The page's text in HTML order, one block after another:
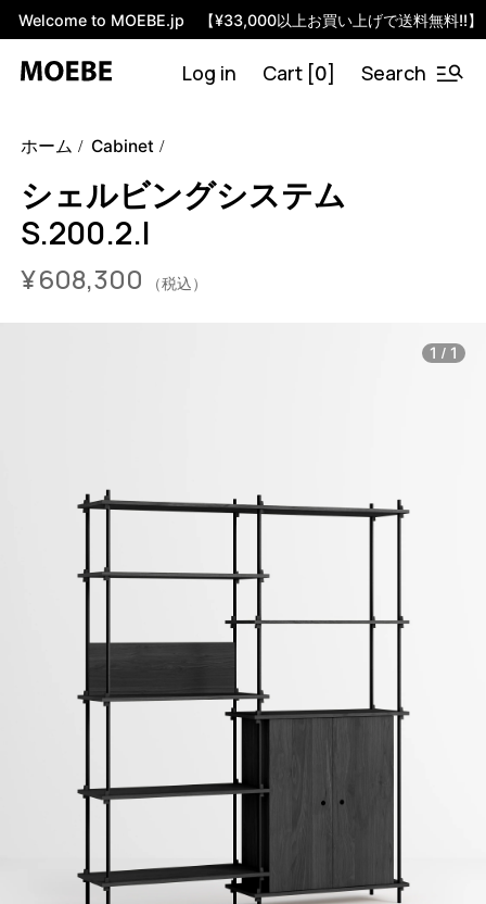
Welcome to MOEBE.jp 【¥33,000以上お買い上げで送料無料!!】
Log in Cart [0] Search
system-s-200-2-i?variant=46591786778856
S.200.2.I.OA.BL0
ホーム Cabinet
シェルビングシステム
S.200.2.I
¥608,300 （税込）
1 / 1